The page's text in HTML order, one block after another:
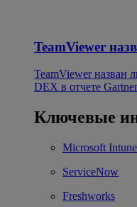
TeamViewer
TeamViewer назван
DEX в отчете
Ключевые
Microsoft Intune
ServiceNow
Freshworks